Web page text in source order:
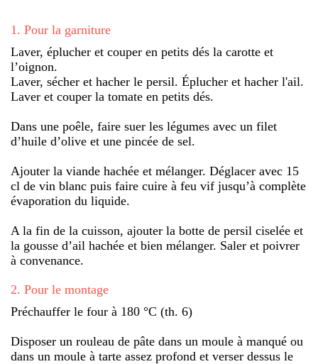
1 . Pour la garniture
Laver, éplucher et couper en petits dés la carotte et
l’oignon.
Laver, sécher et hacher le persil. Éplucher et hacher l'ail.
Laver et couper la tomate en petits dés.
Dans une poêle, faire suer les légumes avec un filet
d’huile d’olive et une pincée de sel.
Ajouter la viande hachée et mélanger. Déglacer avec 15
cl de vin blanc puis faire cuire à feu vif jusqu’à complète
évaporation du liquide.
A la fin de la cuisson, ajouter la botte de persil ciselée et
la gousse d’ail hachée et bien mélanger. Saler et poivrer
à convenance.
2. Pour le montage
Préchauffer le four à 180 °C (th. 6)
Disposer un rouleau de pâte dans un moule à manqué ou
dans un moule à tarte assez profond et verser dessus le